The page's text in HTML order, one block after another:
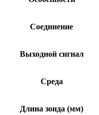
Соединение
Выходной сигнал
Среда
Длина зонда (мм)